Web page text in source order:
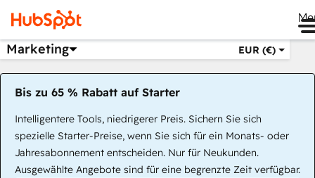
Marketing EUR (€)
Bis zu 65 % Rabatt auf Starter
Intelligentere Tools, niedrigerer Preis. Sichern Sie sich
spezielle Starter-Preise, wenn Sie sich für ein Monats- oder
Jahresabonnement entscheiden. Nur für Neukunden.
Ausgewählte Angebote sind für eine begrenzte Zeit verfügbar.